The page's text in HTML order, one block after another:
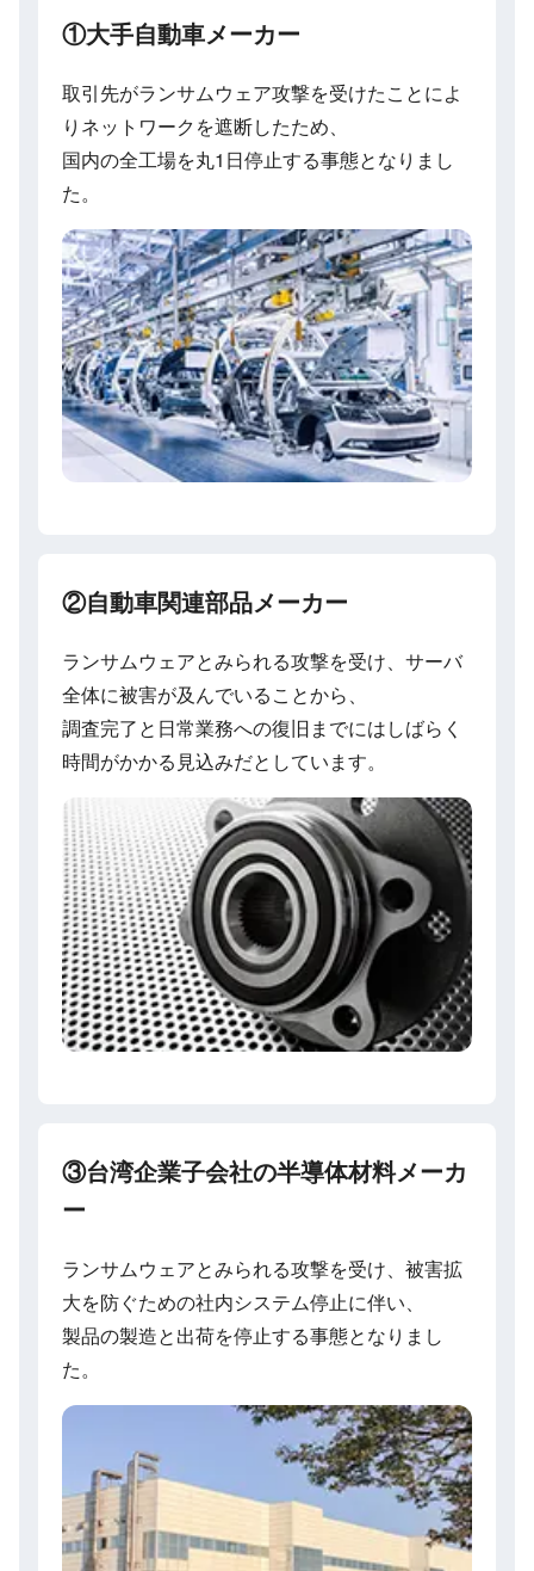
①大手自動車メーカー
取引先がランサムウェア攻撃を受けたことによ
りネットワークを遮断したため、
国内の全工場を丸1日停止する事態となりまし
た。
②自動車関連部品メーカー
ランサムウェアとみられる攻撃を受け、サーバ
全体に被害が及んでいることから、
調査完了と日常業務への復旧までにはしばらく
時間がかかる見込みだとしています。
③台湾企業子会社の半導体材料メーカ
ー
ランサムウェアとみられる攻撃を受け、被害拡
大を防ぐための社内システム停止に伴い、
製品の製造と出荷を停止する事態となりまし
た。